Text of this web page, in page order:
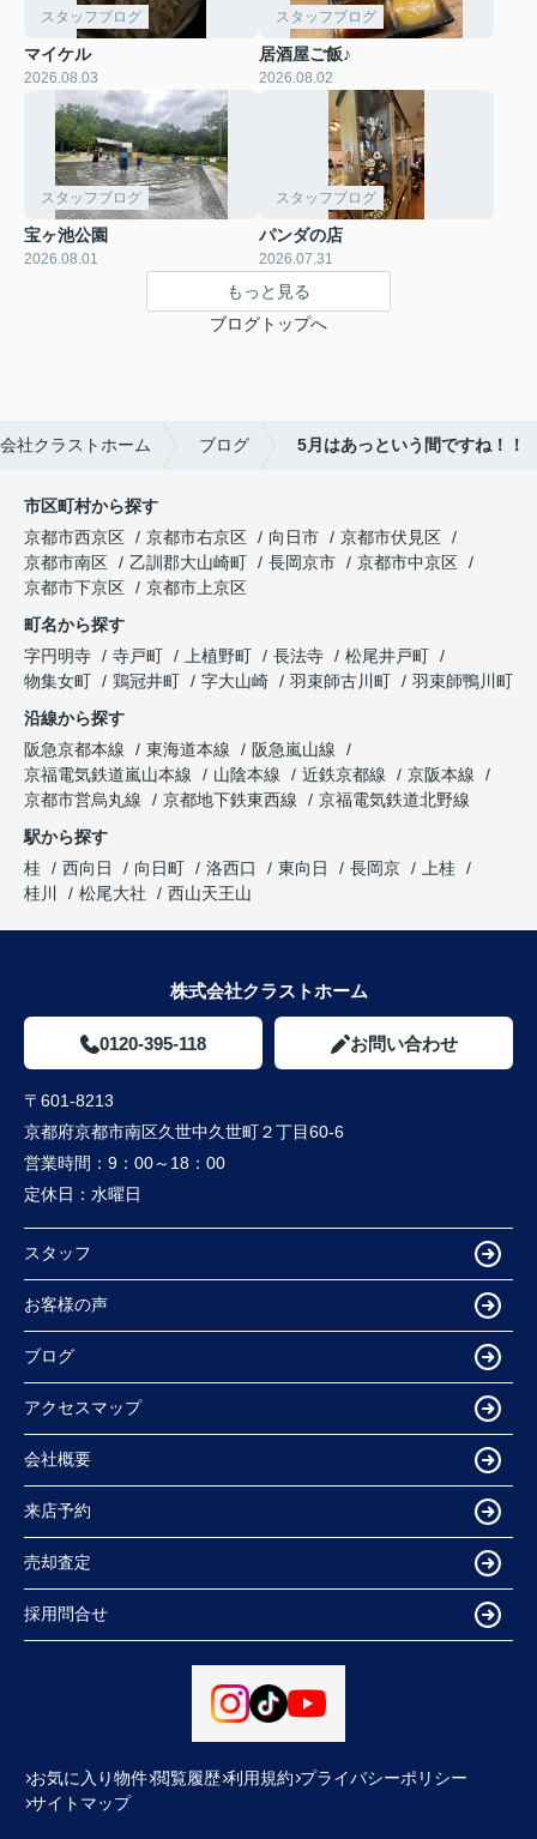
スタッフブログ
マイケル
2026.08.03
スタッフブログ
居酒屋ご飯♪
2026.08.02
スタッフブログ
宝ヶ池公園
2026.08.01
スタッフブログ
パンダの店
2026.07.31
もっと見る
ブログトップへ
社クラストホーム ブログ 5月はあっという間ですね！！
市区町村から探す
京都市西京区
京都市右京区 向日市
京都市伏見区
京都市南区
乙訓郡大山崎町 長岡京市
京都市中京区
京都市下京区
京都市上京区
町名から探す
字円明寺
寺戸町 上植野町 長法寺
松尾井戸町
物集女町
鶏冠井町 字大山崎 羽束師古川町
羽束師鴨川町
沿線から探す
阪急京都本線
東海道本線
阪急嵐山線
京福電気鉄道嵐山本線
山陰本線 近鉄京都線
京阪本線
京都市営烏丸線
京都地下鉄東西線
京福電気鉄道北野線
駅から探す
桂
西向日 向日町 洛西口 東向日 長岡京
上桂
桂川
松尾大社 西山天王山
株式会社クラストホーム
0120-395-118 お問い合わせ
〒601-8213
京都府京都市南区久世中久世町２丁目60-6
営業時間： 9：00～18：00
定休日： 水曜日
スタッフ
お客様の声
ブログ
アクセスマップ
会社概要
来店予約
売却査定
採用問合せ
お気に入り物件 閲覧履歴 利用規約 プライバシーポリシー
サイトマップ